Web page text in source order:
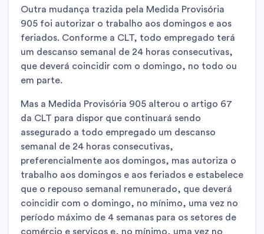
Outra mudança trazida pela Medida Provisória
905 foi autorizar o trabalho aos domingos e aos
feriados. Conforme a CLT, todo empregado terá
um descanso semanal de 24 horas consecutivas,
que deverá coincidir com o domingo, no todo ou
em parte.
Mas a Medida Provisória 905 alterou o artigo 67
da CLT para dispor que continuará sendo
assegurado a todo empregado um descanso
semanal de 24 horas consecutivas,
preferencialmente aos domingos, mas autoriza o
trabalho aos domingos e aos feriados e estabelece
que o repouso semanal remunerado, que deverá
coincidir com o domingo, no mínimo, uma vez no
período máximo de 4 semanas para os setores de
comércio e serviços e, no mínimo, uma vez no